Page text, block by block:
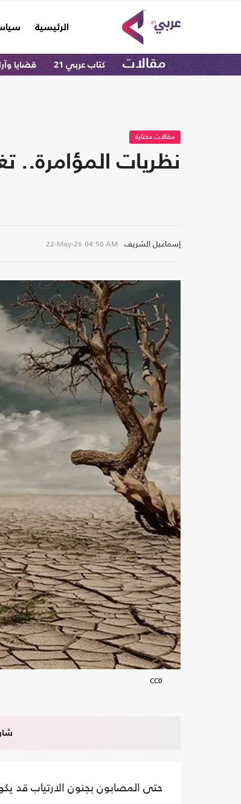
الرئيسية
(current)
مقالات كتاب عربي 21 قضايا
مقالات مختارة
نظريات المؤامرة..
إسماعيل الشريف 22-May-26 04:50 AM
CC0
حتى المصابون بجنون الارتياب قد